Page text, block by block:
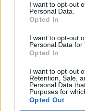
I want to opt-out
Personal Data.
Opted In
I want to opt-out
Personal Data for
Opted In
I want to opt-out
Retention, Sale,
Personal Data
Purposes for
Opted Out
6